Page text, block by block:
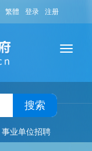
繁體 登录 注册
搜索
事业单位招聘